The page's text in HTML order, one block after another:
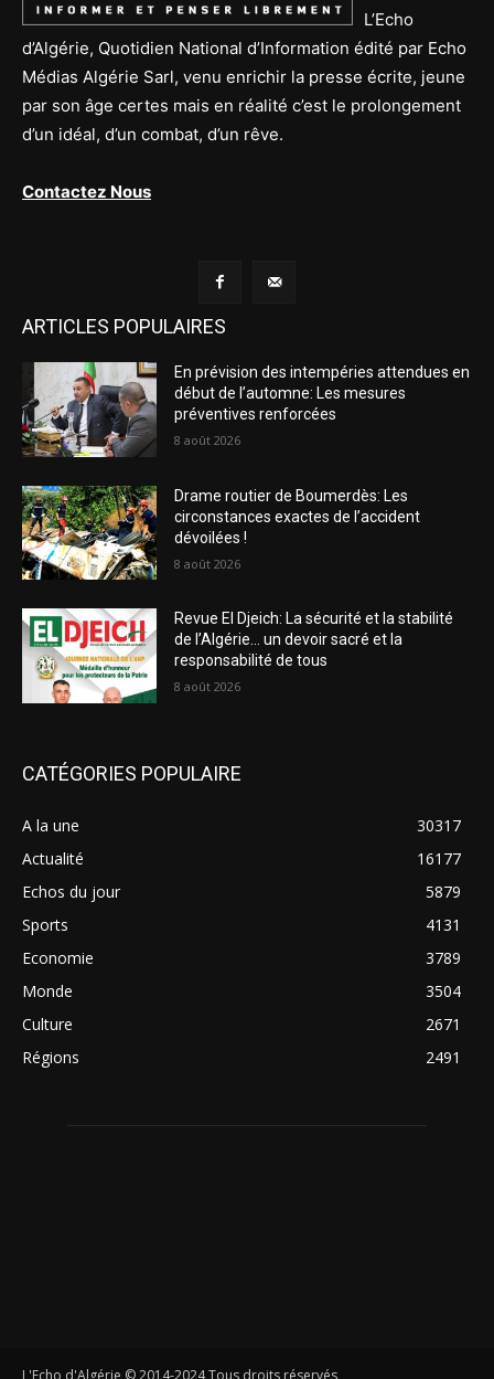
L’Echo
d’Algérie, Quotidien National d’Information édité par Echo
Médias Algérie Sarl, venu enrichir la presse écrite, jeune
par son âge certes mais en réalité c’est le prolongement
d’un idéal, d’un combat, d’un rêve.
Contactez Nous
ARTICLES POPULAIRES
En prévision des intempéries attendues en
début de l’automne: Les mesures
préventives renforcées
8 août 2026
Drame routier de Boumerdès: Les
circonstances exactes de l’accident
dévoilées !
8 août 2026
Revue El Djeich: La sécurité et la stabilité
de l’Algérie… un devoir sacré et la
responsabilité de tous
8 août 2026
CATÉGORIES POPULAIRE
A la une
30317
Actualité
16177
Echos du jour
5879
Sports
4131
Economie
3789
Monde
3504
Culture
2671
Régions
2491
L'Echo d'Algérie © 2014-2024 Tous droits réservés